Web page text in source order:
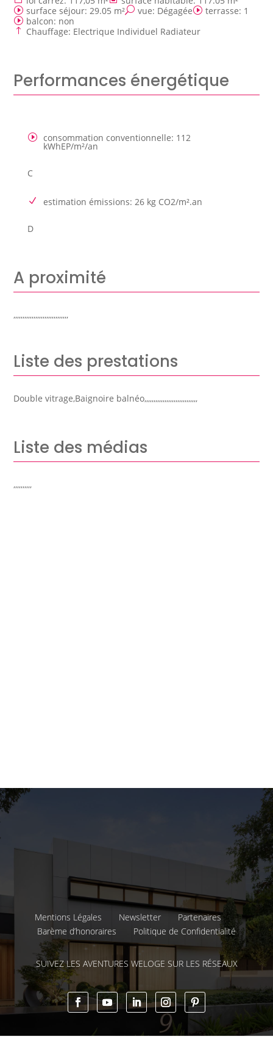
surface séjour:29.05 m² vue: Dégagée terrasse: 1
balcon: non
Chauffage: Electrique Individuel Radiateur
Performances énergétique
consommation conventionnelle: 112
kWhEP/m²/an
C
estimation émissions: 26 kg CO2/m².an
D
A proximité
,,,,,,,,,,,,,,,,,,,,,,,,,,,,,,
Liste des prestations
Double vitrage,Baignoire balnéo,,,,,,,,,,,,,,,,,,,,,,,,,,,,,
Liste des médias
,,,,,,,,,,
Mentions Légales Newsletter
Partenaires
Barème d’honoraires
Politique de Confidentialité
SUIVEZ LES AVENTURES WELOGE SUR LES RÉSEAUX